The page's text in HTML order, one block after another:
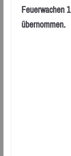
Feuerwachen
übernommen.